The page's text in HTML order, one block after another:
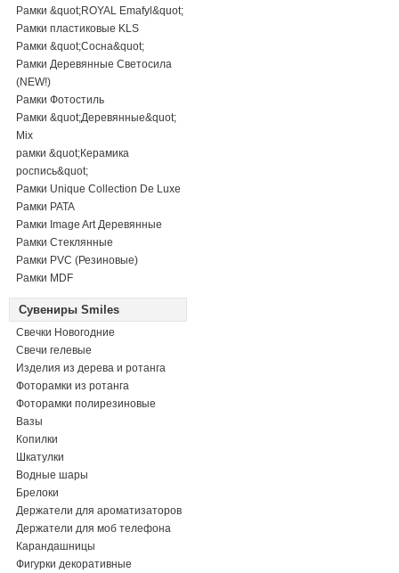
Рамки &quot;ROYAL Emafyl&quot;
Рамки пластиковые KLS
Рамки &quot;Сосна&quot;
Рамки Деревянные Светосила
(NEW!)
Рамки Фотостиль
Рамки &quot;Деревянные&quot;
Mix
рамки &quot;Керамика
роспись&quot;
Рамки Unique Collection De Luxe
Рамки PATA
Рамки Image Art Деревянные
Рамки Стеклянные
Рамки PVC (Резиновые)
Рамки MDF
Сувениры Smiles
Свечки Новогодние
Свечи гелевые
Изделия из дерева и ротанга
Фоторамки из ротанга
Фоторамки полирезиновые
Вазы
Копилки
Шкатулки
Водные шары
Брелоки
Держатели для ароматизаторов
Держатели для моб телефона
Карандашницы
Фигурки декоративные